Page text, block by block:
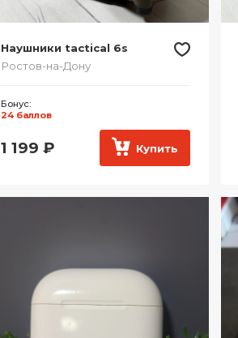
Наушники tactical 6s
Ростов-на-Дону
Бонус:
24 баллов
1 199 ₽ Купить